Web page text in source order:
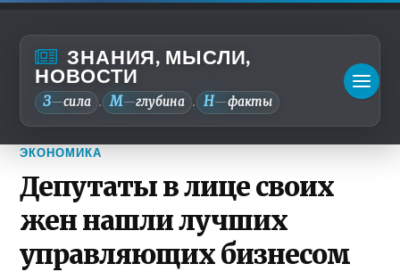
ЗНАНИЯ, МЫСЛИ,
НОВОСТИ
З—сила . М—глубина . Н—факты
ЭКОНОМИКА
Депутаты в лице своих
жен нашли лучших
управляющих бизнесом